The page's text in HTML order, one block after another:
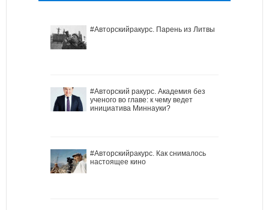
#Авторскийракурс. Парень из Литвы
#Авторский ракурс. Академия без
ученого во главе: к чему ведет
инициатива Миннауки?
#Авторскийракурс. Как снималось
настоящее кино